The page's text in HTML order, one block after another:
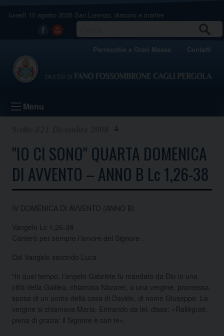
lunedì 10 agosto 2026 San Lorenzo, diacono e martire
Facebook
Youtube
Parrocchie e Orari Messe Contatti
Menu
"IO CI SONO" QUARTA DOMENICA
DI AVVENTO – ANNO B Lc 1,26-38
IV DOMENICA DI AVVENTO (ANNO B)
Vangelo Lc 1,26-38
Canterò per sempre l’amore del Signore .
Dal Vangelo secondo Luca
“In quel tempo, l’angelo Gabriele fu mandato da Dio in una
città della Galilea, chiamata Nàzaret, a una vergine, promessa
sposa di un uomo della casa di Davide, di nome Giuseppe. La
vergine si chiamava Maria. Entrando da lei, disse: «Rallègrati,
piena di grazia: il Signore è con te».